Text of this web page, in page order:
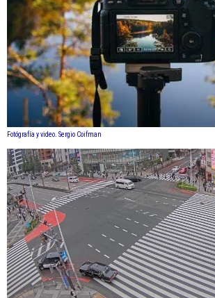
Fotógrafía y video. Sergio Coifman